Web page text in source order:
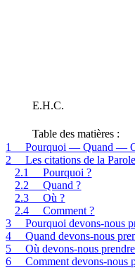
E.H.C.
Table des matières :
1
Pourquoi — Quand —
2
Les citations de la Parole
2.1
Pourquoi ?
2.2
Quand ?
2.3
Où ?
2.4
Comment ?
3
Pourquoi devons-nous
4
Quand devons-nous
5
Où devons-nous
6
Comment devons-nous